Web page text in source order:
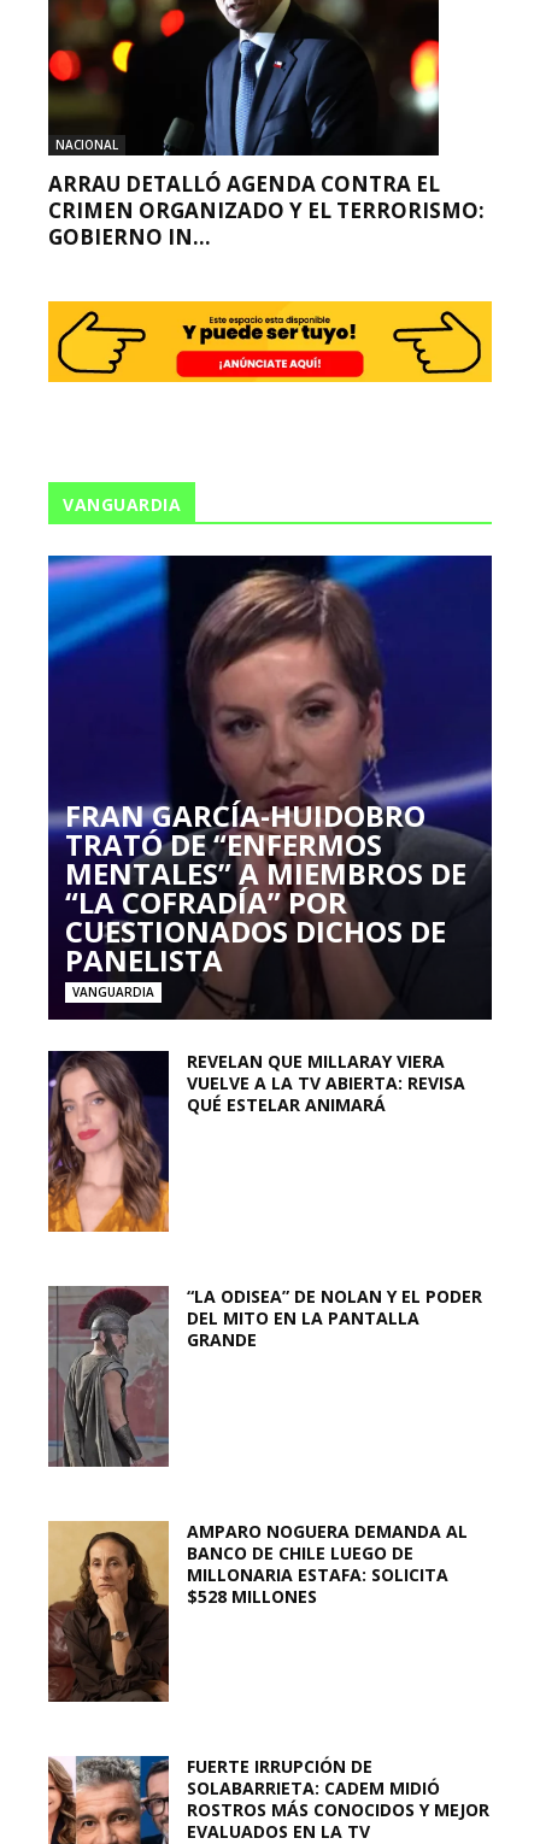
NACIONAL
ARRAU DETALLÓ AGENDA CONTRA EL
CRIMEN ORGANIZADO Y EL TERRORISMO:
GOBIERNO IN...
VANGUARDIA
FRAN GARCÍA-HUIDOBRO
TRATÓ DE “ENFERMOS
MENTALES” A MIEMBROS DE
“LA COFRADÍA” POR
CUESTIONADOS DICHOS DE
PANELISTA
VANGUARDIA
REVELAN QUE MILLARAY VIERA
VUELVE A LA TV ABIERTA: REVISA
QUÉ ESTELAR ANIMARÁ
“LA ODISEA” DE NOLAN Y EL PODER
DEL MITO EN LA PANTALLA
GRANDE
AMPARO NOGUERA DEMANDA AL
BANCO DE CHILE LUEGO DE
MILLONARIA ESTAFA: SOLICITA
$528 MILLONES
FUERTE IRRUPCIÓN DE
SOLABARRIETA: CADEM MIDIÓ
ROSTROS MÁS CONOCIDOS Y MEJOR
EVALUADOS EN LA TV